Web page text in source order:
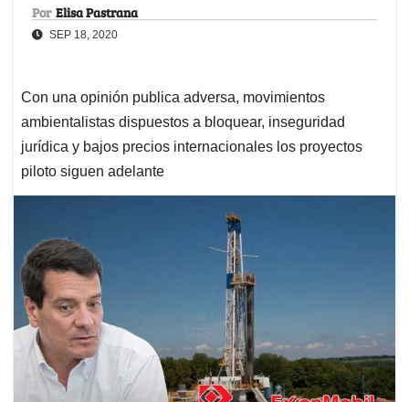
Por Elisa Pastrana
SEP 18, 2020
Con una opinión publica adversa, movimientos
ambientalistas dispuestos a bloquear, inseguridad
jurídica y bajos precios internacionales los proyectos
piloto siguen adelante